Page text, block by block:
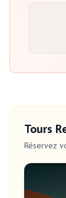
Tours
Réservez